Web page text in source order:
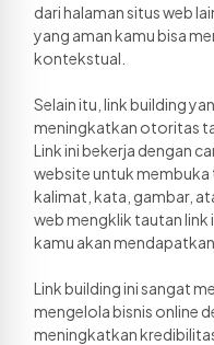
dari halaman situs web
yang aman kamu bisa
kontekstual.
Selain itu, link building
meningkatkan otoritas
Link ini bekerja dengan
website untuk membuka
kalimat, kata, gambar,
web mengklik tautan
kamu akan
Link building ini sangat
mengelola bisnis online
meningkatkan